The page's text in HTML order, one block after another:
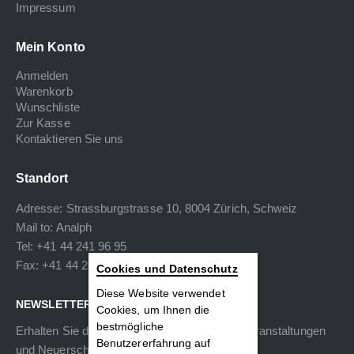
Impressum
Mein Konto
Anmelden
Warenkorb
Wunschliste
Zur Kasse
Kontaktieren Sie uns
Standort
Adresse: Strassburgstrasse 10, 8004 Zürich, Schweiz
Mail to: Analph
Tel: +41 44 241 96 95
Fax: +41 44 240 34 40
NEWSLETTER
Erhalten Sie die neuesten Informationen zu Veranstaltungen
und Neuerscheinungen.
Cookies und Datenschutz
Diese Website verwendet
Cookies, um Ihnen die
bestmögliche
Benutzererfahrung auf